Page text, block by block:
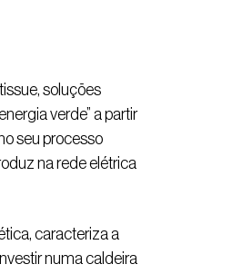
soluções
verde” a partir
seu processo
na rede elétrica
caracteriza a
numa caldeira